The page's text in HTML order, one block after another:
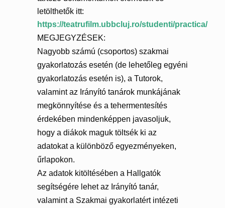
letölthetők itt:
https://teatrufilm.ubbcluj.ro/studenti/practica/
MEGJEGYZÉSEK:
Nagyobb számú (csoportos) szakmai
gyakorlatozás esetén (de lehetőleg egyéni
gyakorlatozás esetén is), a Tutorok,
valamint az Irányító tanárok munkájának
megkönnyítése és a tehermentesítés
érdekében mindenképpen javasoljuk,
hogy a diákok maguk töltsék ki az
adatokat a különböző egyezményeken,
űrlapokon.
Az adatok kitöltésében a Hallgatók
segítségére lehet az Irányító tanár,
valamint a Szakmai gyakorlatért intézeti